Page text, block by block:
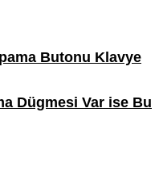
Butonu Klavye
Dügmesi Var ise Bu